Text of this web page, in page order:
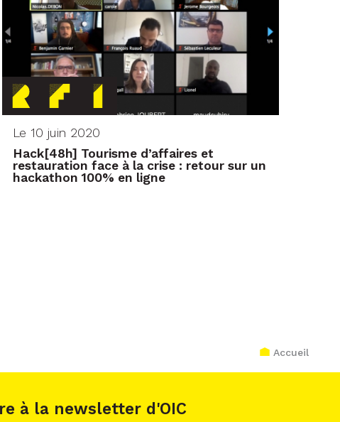
Le 10 juin 2020
Hack[48h] Tourisme d’affaires et
restauration face à la crise : retour sur un
hackathon 100% en ligne
Accueil
à la newsletter d'OIC